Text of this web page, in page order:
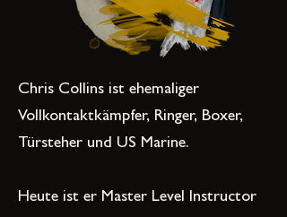
Chris Collins ist ehemaliger
Vollkontaktkämpfer, Ringer, Boxer,
Türsteher und US Marine.
Heute ist er Master Level Instructor